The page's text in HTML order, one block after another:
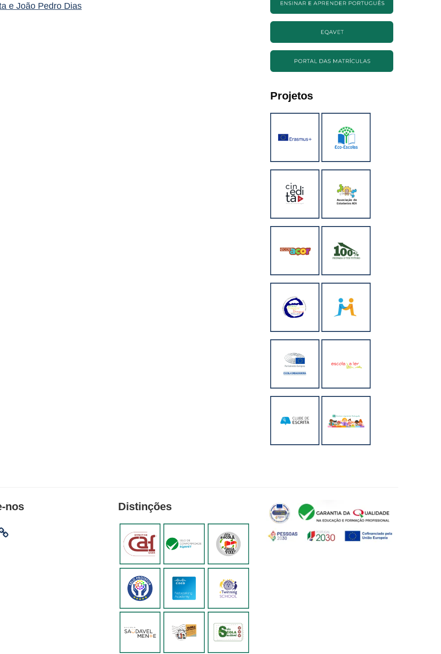
e João Pedro Dias
Projetos
nos Distinções